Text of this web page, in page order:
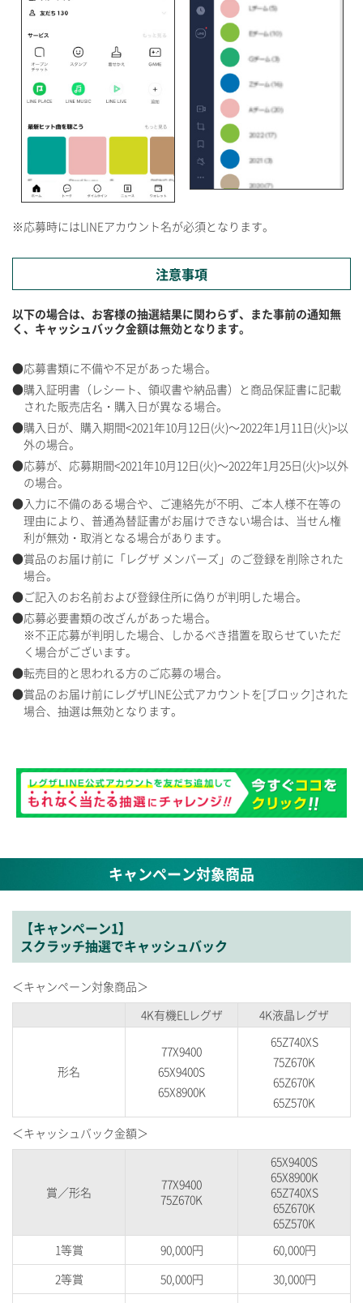
※応募時にはLINEアカウント名が必須となります。
注意事項
以下の場合は、お客様の抽選結果に関わらず、また事前の通知無
く、キャッシュバック金額は無効となります。
応募書類に不備や不足があった場合。
購入証明書（レシート、領収書や納品書）と商品保証書に記載
された販売店名・購入日が異なる場合。
購入日が、購入期間<2021年10月12日(火)～2022年1月11日(火)>以
外の場合。
応募が、応募期間<2021年10月12日(火)～2022年1月25日(火)>以外
の場合。
入力に不備のある場合や、ご連絡先が不明、ご本人様不在等の
理由により、普通為替証書がお届けできない場合は、当せん権
利が無効・取消となる場合があります。
賞品のお届け前に「レグザ メンバーズ」のご登録を削除された
場合。
ご記入のお名前および登録住所に偽りが判明した場合。
応募必要書類の改ざんがあった場合。
※不正応募が判明した場合、しかるべき措置を取らせていただ
く場合がございます。
転売目的と思われる方のご応募の場合。
賞品のお届け前にレグザLINE公式アカウントを[ブロック]された
場合、抽選は無効となります。
キャンペーン対象商品
【キャンペーン1】
スクラッチ抽選でキャッシュバック
＜キャンペーン対象商品＞
4K有機ELレグザ
4K液晶レグザ
形名
77X9400
65X9400S
65X8900K
65Z740XS
75Z670K
65Z670K
65Z570K
＜キャッシュバック金額＞
賞／形名
77X9400
75Z670K
65X9400S
65X8900K
65Z740XS
65Z670K
65Z570K
1等賞
90,000円
60,000円
2等賞
50,000円
30,000円